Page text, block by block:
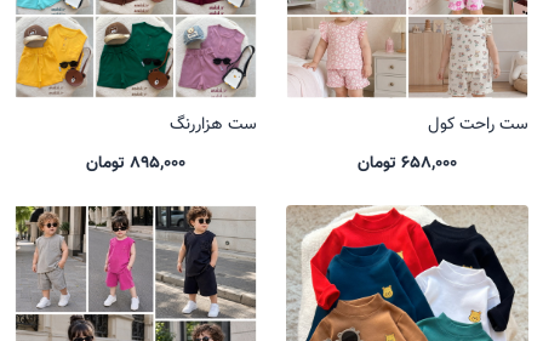
ست راحت کول
658,000 تومان
ست هزاررنگ
895,000 تومان